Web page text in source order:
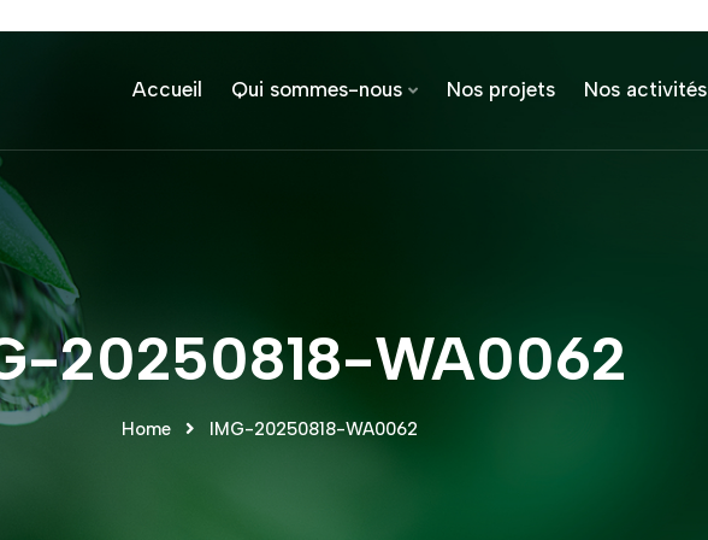
Accueil Qui sommes-nous Nos projets Nos activités
20250818-WA0062
Home IMG-20250818-WA0062